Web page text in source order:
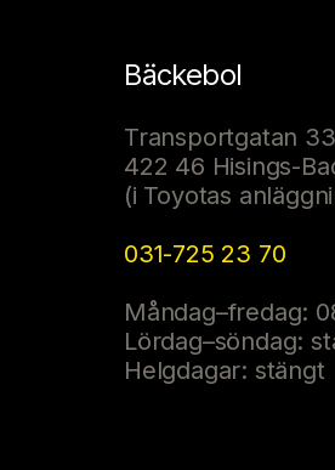
Bäckebol
Transportgatan 33
422 46 Hisings-
(i Toyotas
031-725 23 70
Måndag–fredag:
Lördag–söndag:
Helgdagar: stängt